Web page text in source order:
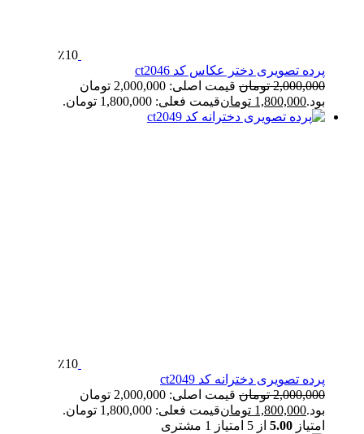
٪10
پرده تصویری دختر عکاس کد ct2046
2,000,000 تومان
قیمت اصلی: 2,000,000 تومان
بود.1,800,000 تومانقیمت فعلی: 1,800,000 تومان.
٪10
پرده تصویری دخترانه کد ct2049
2,000,000 تومان
قیمت اصلی: 2,000,000 تومان
بود.1,800,000 تومانقیمت فعلی: 1,800,000 تومان.
امتیاز 5.00 از 5 امتیاز 1 مشتری